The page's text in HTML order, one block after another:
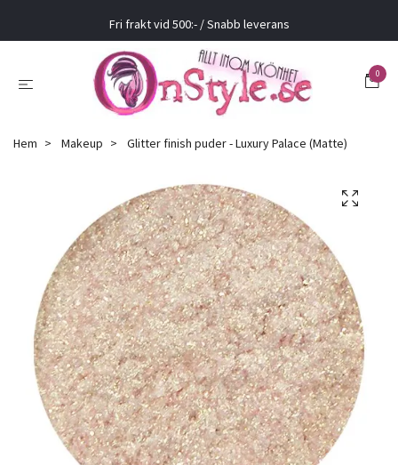
Fri frakt vid 500:- / Snabb leverans
0
Hem Makeup Glitter finish puder - Luxury Palace (Matte)